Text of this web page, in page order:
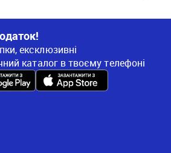
ексклюзивні
каталог в твоєму телефоні